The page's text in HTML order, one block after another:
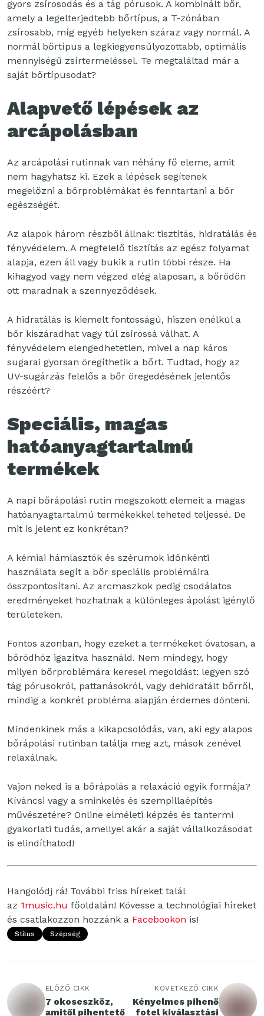
gyors zsírosodás és a tág pórusok. A kombinált bőr,
amely a legelterjedtebb bőrtípus, a T-zónában
zsírosabb, míg egyéb helyeken száraz vagy normál. A
normál bőrtípus a legkiegyensúlyozottabb, optimális
mennyiségű zsírtermeléssel. Te megtaláltad már a
saját bőrtípusodat?
Alapvető lépések az
arcápolásban
Az arcápolási rutinnak van néhány fő eleme, amit
nem hagyhatsz ki. Ezek a lépések segítenek
megelőzni a bőrproblémákat és fenntartani a bőr
egészségét.
Az alapok három részből állnak: tisztítás, hidratálás és
fényvédelem. A megfelelő tisztítás az egész folyamat
alapja, ezen áll vagy bukik a rutin többi része. Ha
kihagyod vagy nem végzed elég alaposan, a bőrödön
ott maradnak a szennyeződések.
A hidratálás is kiemelt fontosságú, hiszen enélkül a
bőr kiszáradhat vagy túl zsírossá válhat. A
fényvédelem elengedhetetlen, mivel a nap káros
sugarai gyorsan öregíthetik a bőrt. Tudtad, hogy az
UV-sugárzás felelős a bőr öregedésének jelentős
részéért?
Speciális, magas
hatóanyagtartalmú
termékek
A napi bőrápolási rutin megszokott elemeit a magas
hatóanyagtartalmú termékekkel teheted teljessé. De
mit is jelent ez konkrétan?
A kémiai hámlasztók és szérumok időnkénti
használata segít a bőr speciális problémáira
összpontosítani. Az arcmaszkok pedig csodálatos
eredményeket hozhatnak a különleges ápolást igénylő
területeken.
Fontos azonban, hogy ezeket a termékeket óvatosan, a
bőrödhöz igazítva használd. Nem mindegy, hogy
milyen bőrproblémára keresel megoldást: legyen szó
tág pórusokról, pattanásokról, vagy dehidratált bőrről,
mindig a konkrét probléma alapján érdemes dönteni.
Mindenkinek más a kikapcsolódás, van, aki egy alapos
bőrápolási rutinban találja meg azt, mások zenével
relaxálnak.
Vajon neked is a bőrápolás a relaxáció egyik formája?
Kíváncsi vagy a sminkelés és szempillaépítés
művészetére? Online elméleti képzés és tantermi
gyakorlati tudás, amellyel akár a saját vállalkozásodat
is elindíthatod!
Hangolódj rá! További friss híreket talál
az 1music.hu főoldalán! Kövesse a technológiai híreket
és csatlakozzon hozzánk a Facebookon is!
Stílus Szépség
ELŐZŐ CIKK
7 okoseszköz,
amitől pihentető
KÖVETKEZŐ CIKK
Kényelmes pihenő
fotel kiválasztási